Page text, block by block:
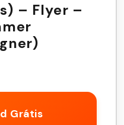
– Flyer –
Grátis